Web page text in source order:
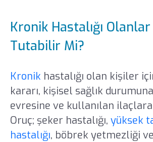
Kronik Hastalığı
Tutabilir Mi?
Kronik hastalığı olan kişiler
kararı, kişisel sağlık
evresine ve kullanılan ilaçlara
Oruç; şeker hastalığı, yüksek
hastalığı, böbrek yetmezliği